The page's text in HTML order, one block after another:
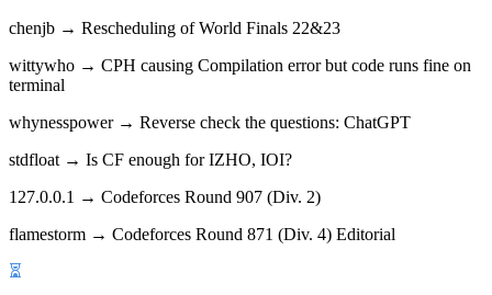
chenjb → Rescheduling of World Finals 22&23
wittywho → CPH causing Compilation error but code runs fine on
terminal
whynesspower → Reverse check the questions: ChatGPT
stdfloat → Is CF enough for IZHO, IOI?
127.0.0.1 → Codeforces Round 907 (Div. 2)
flamestorm → Codeforces Round 871 (Div. 4) Editorial